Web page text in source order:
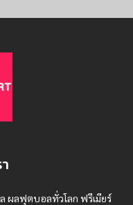
ผลฟุตบอลทั่วโลก ฟรีเมียร์